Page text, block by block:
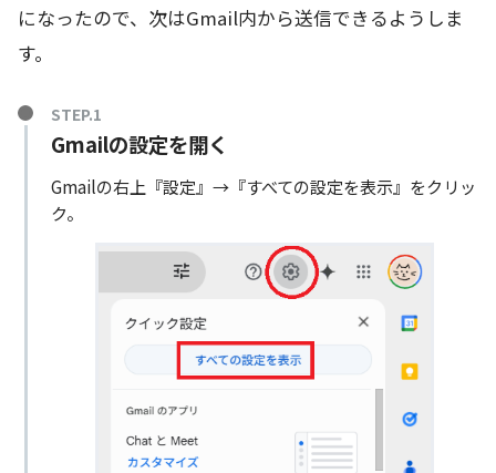
になったので、次はGmail内から送信できるようしま
す。
Gmailの設定を開く
Gmailの右上『設定』→『すべての設定を表示』をクリッ
ク。